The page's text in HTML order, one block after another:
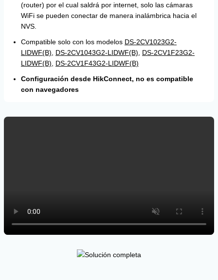
(router) por el cual saldrá por internet, solo las cámaras
WiFi se pueden conectar de manera inalámbrica hacia el
NVS.
Compatible solo con los modelos DS-2CV1023G2-
LIDWF(B)
DS-2CV1043G2-LIDWF(B)
DS-2CV1F23G2-
LIDWF(B)
DS-2CV1F43G2-LIDWF(B)
Configuración desde HikConnect, no es compatible
con navegadores